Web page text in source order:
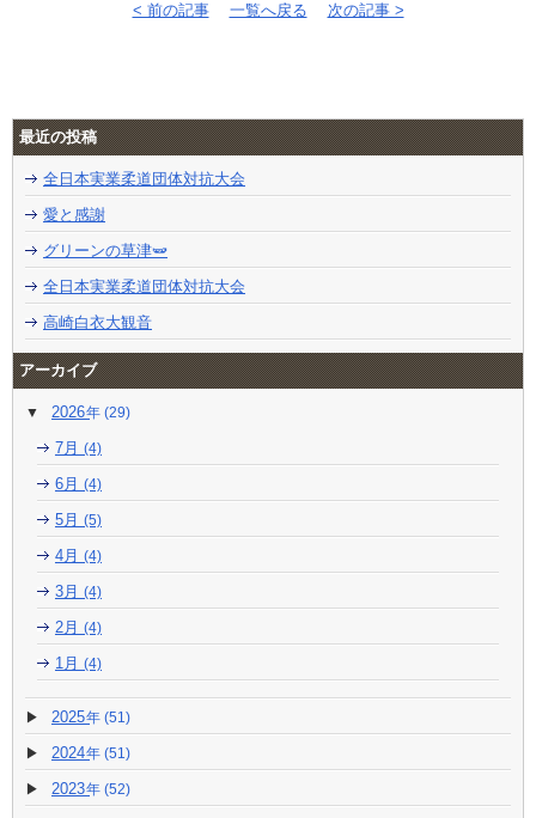
< 前の記事 一覧へ戻る 次の記事 >
最近の投稿
全日本実業柔道団体対抗大会
愛と感謝
グリーンの草津🫛
全日本実業柔道団体対抗大会
高崎白衣大観音
アーカイブ
2026 (29)
7月 (4)
6月 (4)
5月 (5)
4月 (4)
3月 (4)
2月 (4)
1月 (4)
2025 (51)
2024 (51)
2023 (52)